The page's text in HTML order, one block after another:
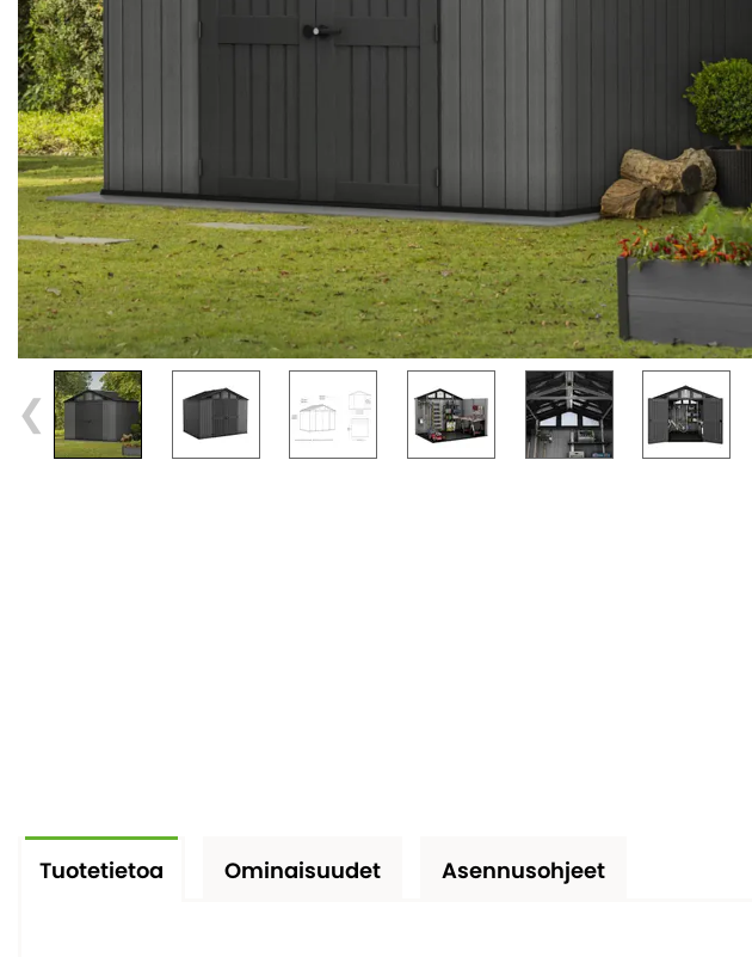
Tuotetietoa Ominaisuudet Asennusohjeet